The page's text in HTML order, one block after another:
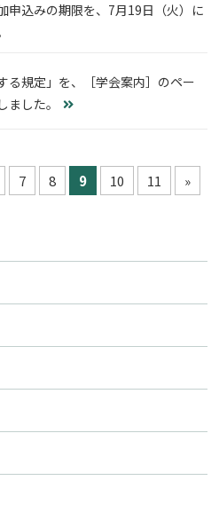
申込みの期限を、7月19日（火）に
る規定」を、［学会案内］のペー
ました。
7 8 9 10 11 »